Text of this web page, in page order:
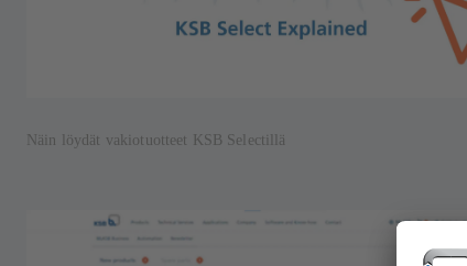
Näin löydät vakiotuotteet KSB Selectillä